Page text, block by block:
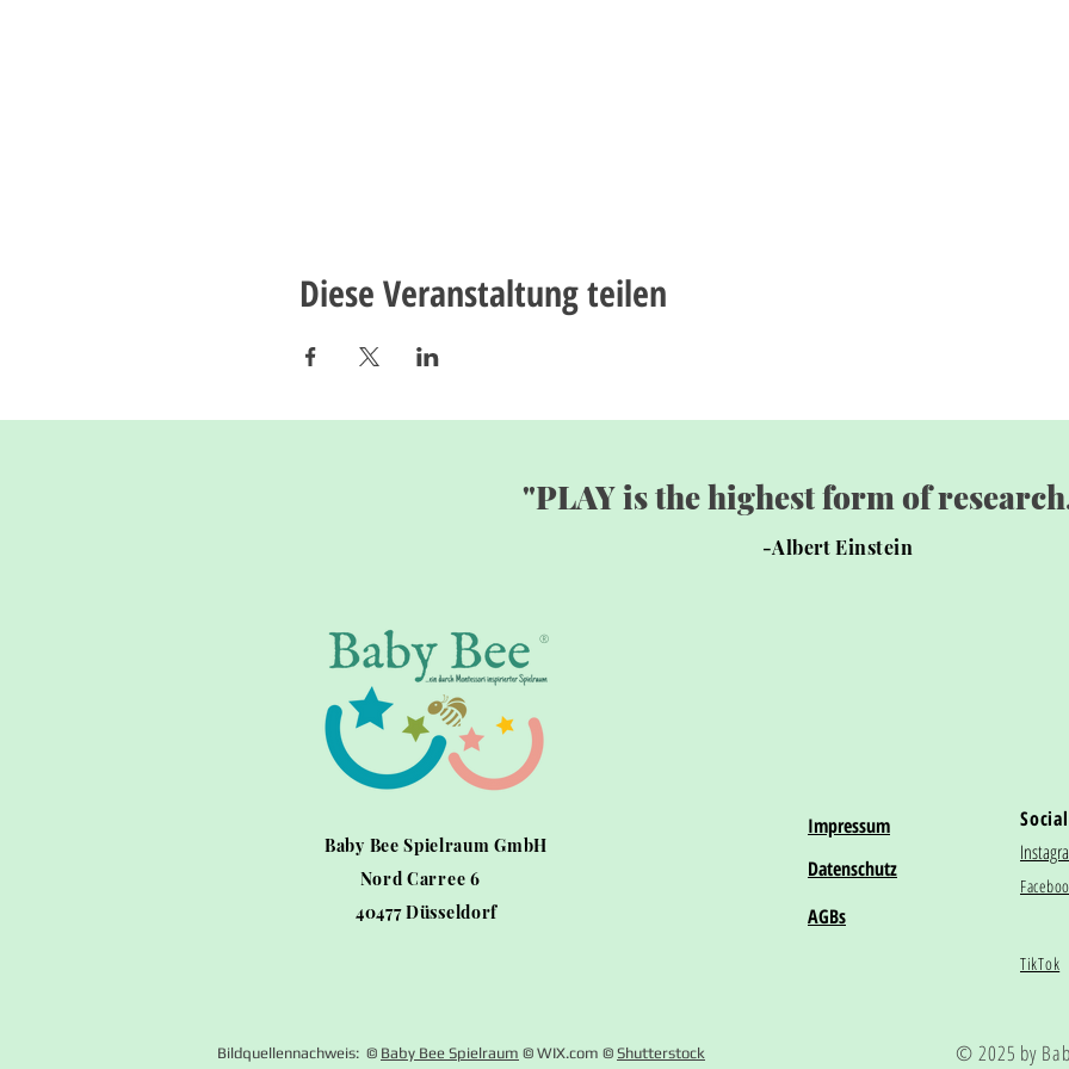
Diese Veranstaltung teilen
"PLAY is the highest form of
®
Baby Bee Spielraum GmbH
Nord Carree 6
40477 Düsseldorf
Impressum
Social
Datenschutz
AGBs
-Albert Einstein
TikTok
Bildquellennachweis: © Baby Bee Spielraum © WIX.com © Shutterstock © 2025 by